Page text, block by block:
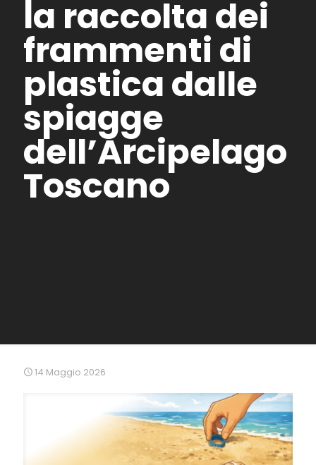
la raccolta dei
frammenti di
plastica dalle
spiagge
dell’Arcipelago
Toscano
14 Maggio 2026